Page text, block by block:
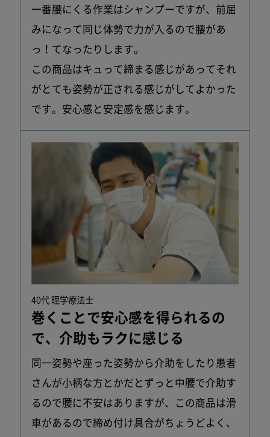
一番腰にくる作業はシャンプーですが、前屈
みになって同じ体勢で力が入るので腰があ
っ！てなったりします。
この商品はキュって締まる感じがあってそれ
がとても姿勢が正される感じがしてよかった
です。安心感と安定感を感じます。
40代 理学療法士
巻くことで安心感を得られるの
で、 介助もラクに感じる
同一姿勢や座った姿勢から介助をしたり患者
さんが小柄な方とかだとずっと中腰で介助す
るので腰に不安はありますが、この商品は滑
車があるので締め付け具合がちょうどよく、